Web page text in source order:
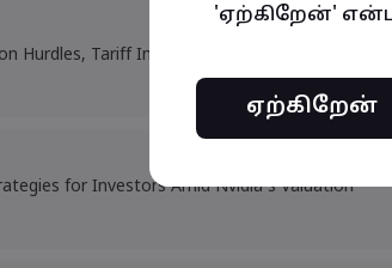
Hurdles, Tariff Impacts, and Fed Rate Cut
for Investors Amid Nvidia's Valuation
'ஏற்கிறேன்'
ஏற்கிறேன்